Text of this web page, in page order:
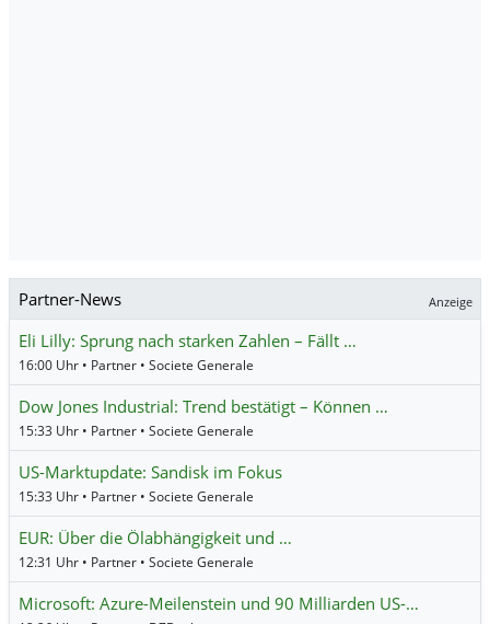
Partner-News Anzeige
Eli Lilly: Sprung nach starken Zahlen – Fällt …
16:00 Uhr • Partner • Societe Generale
Dow Jones Industrial: Trend bestätigt – Können …
15:33 Uhr • Partner • Societe Generale
US-Marktupdate: Sandisk im Fokus
15:33 Uhr • Partner • Societe Generale
EUR: Über die Ölabhängigkeit und …
12:31 Uhr • Partner • Societe Generale
Microsoft: Azure-Meilenstein und 90 Milliarden US-…